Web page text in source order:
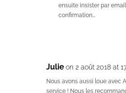
ensuite insister par
confirmation…
Julie on 2 août 2018 at
Nous avons aussi loue avec
service ! Nous les